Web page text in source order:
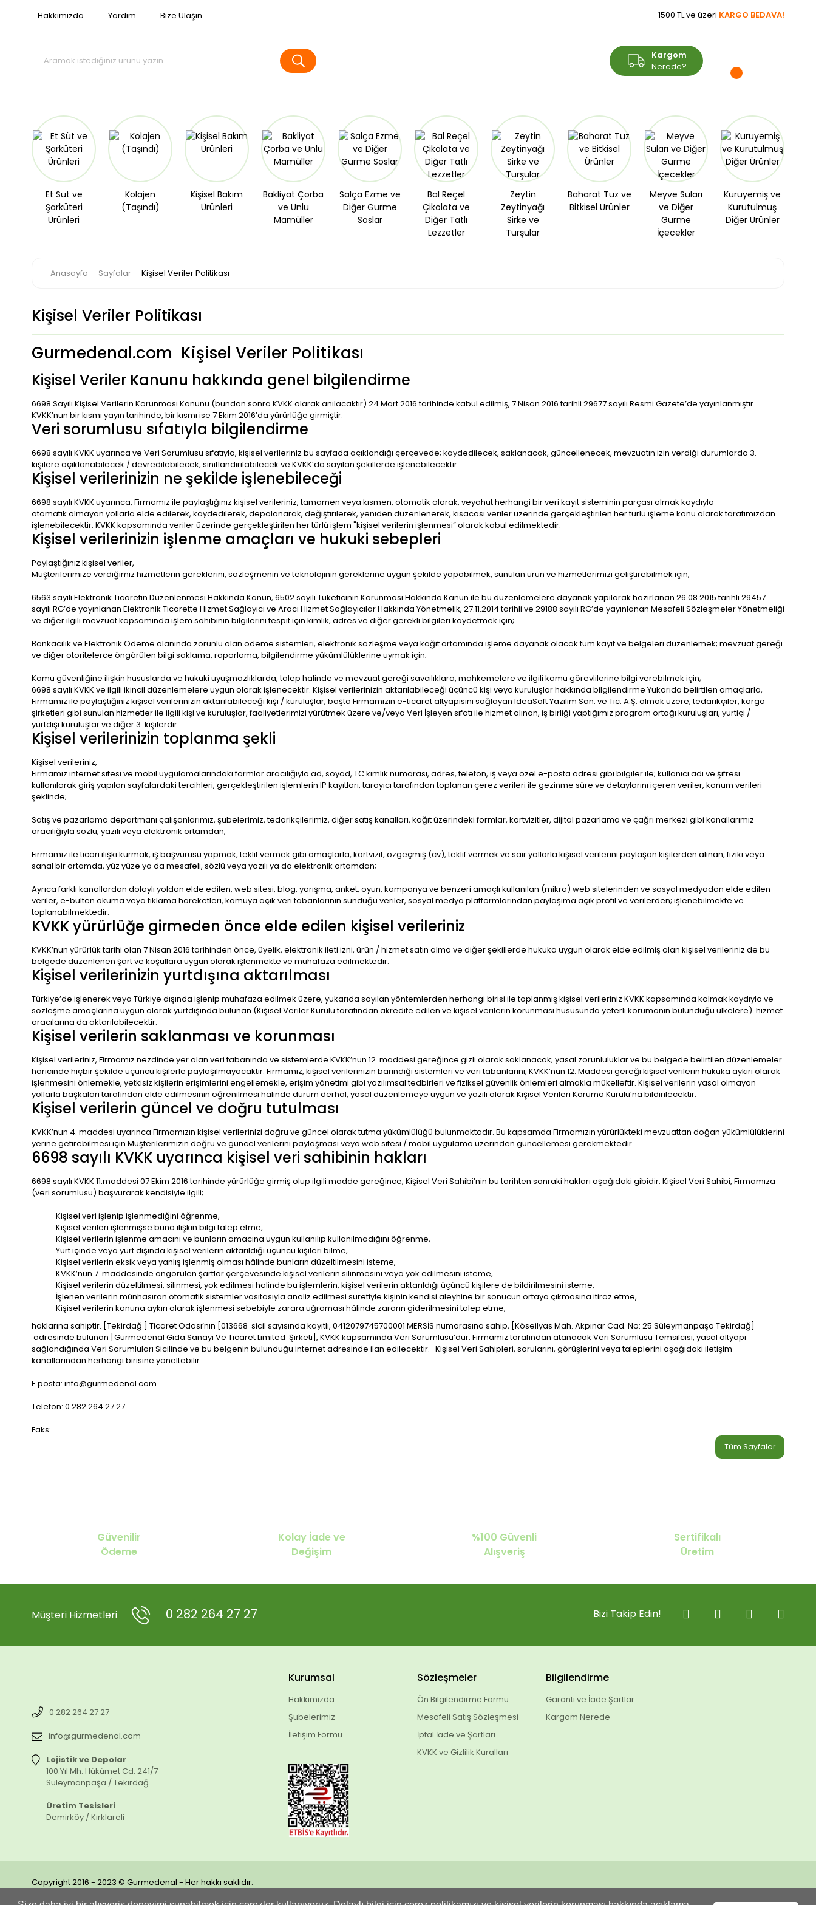
Hakkımızda Yardım Bize Ulaşın 1500 TL ve üzeri KARGO BEDAVA!
Kargom
Nerede?
Et Süt ve
Şarküteri
Ürünleri
Kolajen
(Taşındı)
Kişisel Bakım
Ürünleri
Bakliyat Çorba
ve Unlu
Mamüller
Salça Ezme ve
Diğer Gurme
Soslar
Bal Reçel
Çikolata ve
Diğer Tatlı
Lezzetler
Zeytin
Zeytinyağı
Sirke ve
Turşular
Baharat Tuz ve
Bitkisel Ürünler
Meyve Suları
ve Diğer
Gurme
İçecekler
Kuruyemiş ve
Kurutulmuş
Diğer Ürünler
Anasayfa Sayfalar Kişisel Veriler Politikası
Kişisel Veriler Politikası
Gurmedenal.com Kişisel Veriler Politikası
Kişisel Veriler Kanunu hakkında genel bilgilendirme
6698 Sayılı Kişisel Verilerin Korunması Kanunu (bundan sonra KVKK olarak anılacaktır) 24 Mart 2016 tarihinde kabul edilmiş, 7 Nisan 2016 tarihli 29677 sayılı Resmi Gazete’de yayınlanmıştır.
KVKK’nun bir kısmı yayın tarihinde, bir kısmı ise 7 Ekim 2016’da yürürlüğe girmiştir.
Veri sorumlusu sıfatıyla bilgilendirme
6698 sayılı KVKK uyarınca ve Veri Sorumlusu sıfatıyla, kişisel verileriniz bu sayfada açıklandığı çerçevede; kaydedilecek, saklanacak, güncellenecek, mevzuatın izin verdiği durumlarda 3.
kişilere açıklanabilecek / devredilebilecek, sınıflandırılabilecek ve KVKK’da sayılan şekillerde işlenebilecektir.
Kişisel verilerinizin ne şekilde işlenebileceği
6698 sayılı KVKK uyarınca, Firmamız ile paylaştığınız kişisel verileriniz, tamamen veya kısmen, otomatik olarak, veyahut herhangi bir veri kayıt sisteminin parçası olmak kaydıyla
otomatik olmayan yollarla elde edilerek, kaydedilerek, depolanarak, değiştirilerek, yeniden düzenlenerek, kısacası veriler üzerinde gerçekleştirilen her türlü işleme konu olarak tarafımızdan
işlenebilecektir. KVKK kapsamında veriler üzerinde gerçekleştirilen her türlü işlem "kişisel verilerin işlenmesi” olarak kabul edilmektedir.
Kişisel verilerinizin işlenme amaçları ve hukuki sebepleri
Paylaştığınız kişisel veriler,
Müşterilerimize verdiğimiz hizmetlerin gereklerini, sözleşmenin ve teknolojinin gereklerine uygun şekilde yapabilmek, sunulan ürün ve hizmetlerimizi geliştirebilmek için;
6563 sayılı Elektronik Ticaretin Düzenlenmesi Hakkında Kanun, 6502 sayılı Tüketicinin Korunması Hakkında Kanun ile bu düzenlemelere dayanak yapılarak hazırlanan 26.08.2015 tarihli 29457
sayılı RG’de yayınlanan Elektronik Ticarette Hizmet Sağlayıcı ve Aracı Hizmet Sağlayıcılar Hakkında Yönetmelik, 27.11.2014 tarihli ve 29188 sayılı RG’de yayınlanan Mesafeli Sözleşmeler Yönetmeliği
ve diğer ilgili mevzuat kapsamında işlem sahibinin bilgilerini tespit için kimlik, adres ve diğer gerekli bilgileri kaydetmek için;
Bankacılık ve Elektronik Ödeme alanında zorunlu olan ödeme sistemleri, elektronik sözleşme veya kağıt ortamında işleme dayanak olacak tüm kayıt ve belgeleri düzenlemek; mevzuat gereği
ve diğer otoritelerce öngörülen bilgi saklama, raporlama, bilgilendirme yükümlülüklerine uymak için;
Kamu güvenliğine ilişkin hususlarda ve hukuki uyuşmazlıklarda, talep halinde ve mevzuat gereği savcılıklara, mahkemelere ve ilgili kamu görevlilerine bilgi verebilmek için;
6698 sayılı KVKK ve ilgili ikincil düzenlemelere uygun olarak işlenecektir. Kişisel verilerinizin aktarılabileceği üçüncü kişi veya kuruluşlar hakkında bilgilendirme Yukarıda belirtilen amaçlarla,
Firmamız ile paylaştığınız kişisel verilerinizin aktarılabileceği kişi / kuruluşlar; başta Firmamızın e-ticaret altyapısını sağlayan IdeaSoft Yazılım San. ve Tic. A.Ş. olmak üzere, tedarikçiler, kargo
şirketleri gibi sunulan hizmetler ile ilgili kişi ve kuruluşlar, faaliyetlerimizi yürütmek üzere ve/veya Veri İşleyen sıfatı ile hizmet alınan, iş birliği yaptığımız program ortağı kuruluşları, yurtiçi /
yurtdışı kuruluşlar ve diğer 3. kişilerdir.
Kişisel verilerinizin toplanma şekli
Kişisel verileriniz,
Firmamız internet sitesi ve mobil uygulamalarındaki formlar aracılığıyla ad, soyad, TC kimlik numarası, adres, telefon, iş veya özel e-posta adresi gibi bilgiler ile; kullanıcı adı ve şifresi
kullanılarak giriş yapılan sayfalardaki tercihleri, gerçekleştirilen işlemlerin IP kayıtları, tarayıcı tarafından toplanan çerez verileri ile gezinme süre ve detaylarını içeren veriler, konum verileri
şeklinde;
Satış ve pazarlama departmanı çalışanlarımız, şubelerimiz, tedarikçilerimiz, diğer satış kanalları, kağıt üzerindeki formlar, kartvizitler, dijital pazarlama ve çağrı merkezi gibi kanallarımız
aracılığıyla sözlü, yazılı veya elektronik ortamdan;
Firmamız ile ticari ilişki kurmak, iş başvurusu yapmak, teklif vermek gibi amaçlarla, kartvizit, özgeçmiş (cv), teklif vermek ve sair yollarla kişisel verilerini paylaşan kişilerden alınan, fiziki veya
sanal bir ortamda, yüz yüze ya da mesafeli, sözlü veya yazılı ya da elektronik ortamdan;
Ayrıca farklı kanallardan dolaylı yoldan elde edilen, web sitesi, blog, yarışma, anket, oyun, kampanya ve benzeri amaçlı kullanılan (mikro) web sitelerinden ve sosyal medyadan elde edilen
veriler, e-bülten okuma veya tıklama hareketleri, kamuya açık veri tabanlarının sunduğu veriler, sosyal medya platformlarından paylaşıma açık profil ve verilerden; işlenebilmekte ve
toplanabilmektedir.
KVKK yürürlüğe girmeden önce elde edilen kişisel verileriniz
KVKK’nun yürürlük tarihi olan 7 Nisan 2016 tarihinden önce, üyelik, elektronik ileti izni, ürün / hizmet satın alma ve diğer şekillerde hukuka uygun olarak elde edilmiş olan kişisel verileriniz de bu
belgede düzenlenen şart ve koşullara uygun olarak işlenmekte ve muhafaza edilmektedir.
Kişisel verilerinizin yurtdışına aktarılması
Türkiye’de işlenerek veya Türkiye dışında işlenip muhafaza edilmek üzere, yukarıda sayılan yöntemlerden herhangi birisi ile toplanmış kişisel verileriniz KVKK kapsamında kalmak kaydıyla ve
sözleşme amaçlarına uygun olarak yurtdışında bulunan (Kişisel Veriler Kurulu tarafından akredite edilen ve kişisel verilerin korunması hususunda yeterli korumanın bulunduğu ülkelere) hizmet
aracılarına da aktarılabilecektir.
Kişisel verilerin saklanması ve korunması
Kişisel verileriniz, Firmamız nezdinde yer alan veri tabanında ve sistemlerde KVKK’nun 12. maddesi gereğince gizli olarak saklanacak; yasal zorunluluklar ve bu belgede belirtilen düzenlemeler
haricinde hiçbir şekilde üçüncü kişilerle paylaşılmayacaktır. Firmamız, kişisel verilerinizin barındığı sistemleri ve veri tabanlarını, KVKK’nun 12. Maddesi gereği kişisel verilerin hukuka aykırı olarak
işlenmesini önlemekle, yetkisiz kişilerin erişimlerini engellemekle, erişim yönetimi gibi yazılımsal tedbirleri ve fiziksel güvenlik önlemleri almakla mükelleftir. Kişisel verilerin yasal olmayan
yollarla başkaları tarafından elde edilmesinin öğrenilmesi halinde durum derhal, yasal düzenlemeye uygun ve yazılı olarak Kişisel Verileri Koruma Kurulu’na bildirilecektir.
Kişisel verilerin güncel ve doğru tutulması
KVKK’nun 4. maddesi uyarınca Firmamızın kişisel verilerinizi doğru ve güncel olarak tutma yükümlülüğü bulunmaktadır. Bu kapsamda Firmamızın yürürlükteki mevzuattan doğan yükümlülüklerini
yerine getirebilmesi için Müşterilerimizin doğru ve güncel verilerini paylaşması veya web sitesi / mobil uygulama üzerinden güncellemesi gerekmektedir.
6698 sayılı KVKK uyarınca kişisel veri sahibinin hakları
6698 sayılı KVKK 11.maddesi 07 Ekim 2016 tarihinde yürürlüğe girmiş olup ilgili madde gereğince, Kişisel Veri Sahibi’nin bu tarihten sonraki hakları aşağıdaki gibidir: Kişisel Veri Sahibi, Firmamıza
(veri sorumlusu) başvurarak kendisiyle ilgili;
Kişisel veri işlenip işlenmediğini öğrenme,
Kişisel verileri işlenmişse buna ilişkin bilgi talep etme,
Kişisel verilerin işlenme amacını ve bunların amacına uygun kullanılıp kullanılmadığını öğrenme,
Yurt içinde veya yurt dışında kişisel verilerin aktarıldığı üçüncü kişileri bilme,
Kişisel verilerin eksik veya yanlış işlenmiş olması hâlinde bunların düzeltilmesini isteme,
KVKK’nun 7. maddesinde öngörülen şartlar çerçevesinde kişisel verilerin silinmesini veya yok edilmesini isteme,
Kişisel verilerin düzeltilmesi, silinmesi, yok edilmesi halinde bu işlemlerin, kişisel verilerin aktarıldığı üçüncü kişilere de bildirilmesini isteme,
İşlenen verilerin münhasıran otomatik sistemler vasıtasıyla analiz edilmesi suretiyle kişinin kendisi aleyhine bir sonucun ortaya çıkmasına itiraz etme,
Kişisel verilerin kanuna aykırı olarak işlenmesi sebebiyle zarara uğraması hâlinde zararın giderilmesini talep etme,
haklarına sahiptir. [Tekirdağ ] Ticaret Odası’nın [013668 sicil sayısında kayıtlı, 0412079745700001 MERSİS numarasına sahip, [Köseilyas Mah. Akpınar Cad. No: 25 Süleymanpaşa Tekirdağ]
adresinde bulunan [Gurmedenal Gıda Sanayi Ve Ticaret Limited Şirketi], KVKK kapsamında Veri Sorumlusu’dur. Firmamız tarafından atanacak Veri Sorumlusu Temsilcisi, yasal altyapı
sağlandığında Veri Sorumluları Sicilinde ve bu belgenin bulunduğu internet adresinde ilan edilecektir. Kişisel Veri Sahipleri, sorularını, görüşlerini veya taleplerini aşağıdaki iletişim
kanallarından herhangi birisine yöneltebilir:
E.posta: info@gurmedenal.com
Telefon: 0 282 264 27 27
Faks:
Tüm Sayfalar
Güvenilir
Ödeme
Kolay İade ve
Değişim
%100 Güvenli
Alışveriş
Sertifikalı
Üretim
Müşteri Hizmetleri 0 282 264 27 27 Bizi Takip Edin!
0 282 264 27 27
info@gurmedenal.com
Lojistik ve Depolar
100.Yıl Mh. Hükümet Cd. 241/7
Süleymanpaşa / Tekirdağ
Üretim Tesisleri
Demirköy / Kırklareli
Kurumsal
Hakkımızda
Şubelerimiz
İletişim Formu
Sözleşmeler
Ön Bilgilendirme Formu
Mesafeli Satış Sözleşmesi
İptal İade ve Şartları
KVKK ve Gizlilik Kuralları
Bilgilendirme
Garanti ve İade Şartlar
Kargom Nerede
Copyright 2016 - 2023 © Gurmedenal - Her hakkı saklıdır.
Kredi kartı bilgileriniz 256bit SSL sertifikası ile korunmaktadır.